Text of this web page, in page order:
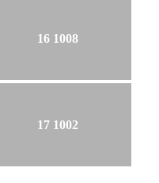
16 1008
17 1002